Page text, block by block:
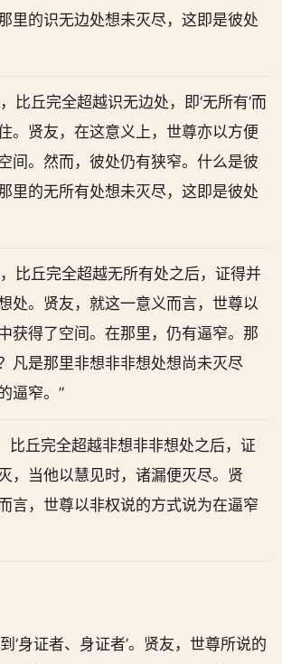
里的识无边处想未灭尽，这即是彼处
比丘完全超越识无边处，即‘无所有’而
。贤友，在这意义上，世尊亦以方便
间。然而，彼处仍有狭窄。什么是彼
里的无所有处想未灭尽，这即是彼处
比丘完全超越无所有处之后，证得并
处。贤友，就这一意义而言，世尊以
获得了空间。在那里，仍有逼窄。那
凡是那里非想非非想处想尚未灭尽
逼窄。”
比丘完全超越非想非非想处之后，证
，当他以慧见时，诸漏便灭尽。贤
言，世尊以非权说的方式说为在逼窄
‘身证者、身证者’。贤友，世尊所说的